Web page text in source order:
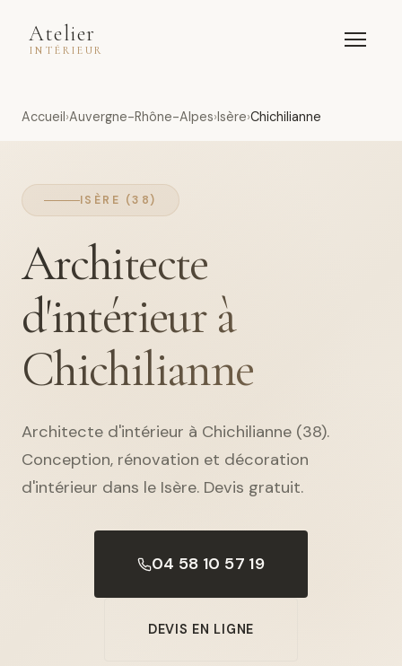
Atelier
INTÉRIEUR
Accueil Auvergne-Rhône-Alpes Isère Chichilianne
ISÈRE (38)
Architecte
d'intérieur à
Chichilianne
Architecte d'intérieur à Chichilianne (38).
Conception, rénovation et décoration
d'intérieur dans le Isère. Devis gratuit.
04 58 10 57 19
DEVIS EN LIGNE